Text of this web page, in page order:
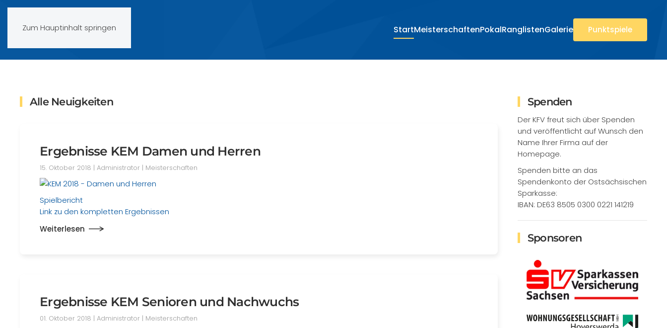
Zum Hauptinhalt springen ­StartMeisterschaftenPokalRanglistenGalerie Punktspiele
Alle Neuigkeiten
Ergebnisse KEM Damen und Herren
15. Oktober 2018 | Administrator | Meisterschaften
Spielbericht
Link zu den kompletten Ergebnissen
Weiterlesen
Ergebnisse KEM Senioren und Nachwuchs
01. Oktober 2018 | Administrator | Meisterschaften
Spenden
Der KFV freut sich über Spenden
und veröffentlicht auf Wunsch den
Name Ihrer Firma auf der
Homepage.
Spenden bitte an das
Spendenkonto der Ostsächsischen
Sparkasse:
IBAN: DE63 8505 0300 0221 141219
Sponsoren